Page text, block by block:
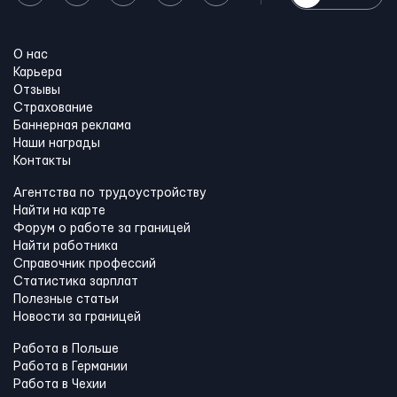
О нас
Карьера
Отзывы
Страхование
Баннерная реклама
Наши награды
Контакты
Агентства по трудоустройству
Найти на карте
Форум о работе за границей
Найти работника
Справочник профессий
Статистика зарплат
Полезные статьи
Новости за границей
Работа в Польше
Работа в Германии
Работа в Чехии